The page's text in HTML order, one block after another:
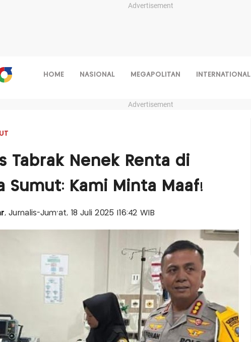
Advertisement
HOME NASIONAL MEGAPOLITAN INTERNATIONAL
Advertisement
Tabrak Nenek Renta di
Sumut: Kami Minta Maaf!
, Jurnalis-Jum'at, 18 Juli 2025 |16:42 WIB